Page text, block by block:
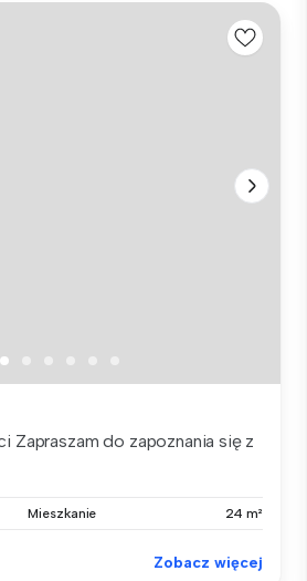
Zapraszam do zapoznania się z
Mieszkanie 24 m²
Zobacz więcej